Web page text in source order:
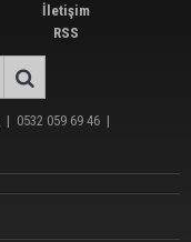
İletişim
RSS
| 0532 059 69 46 |